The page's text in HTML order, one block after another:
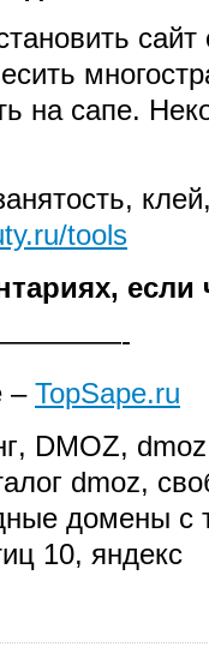
на сапе.
tools
если
– TopSape.ru
, DMOZ,
dmoz,
домены с
10, яндекс